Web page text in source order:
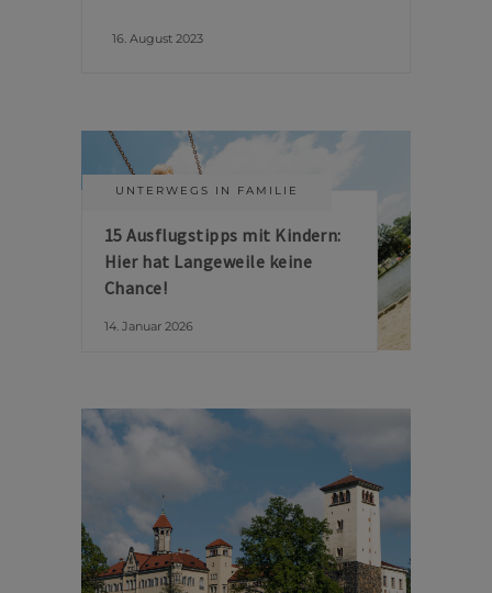
16. August 2023
UNTERWEGS IN FAMILIE
15 Ausflugstipps mit Kindern:
Hier hat Langeweile keine
Chance!
14. Januar 2026